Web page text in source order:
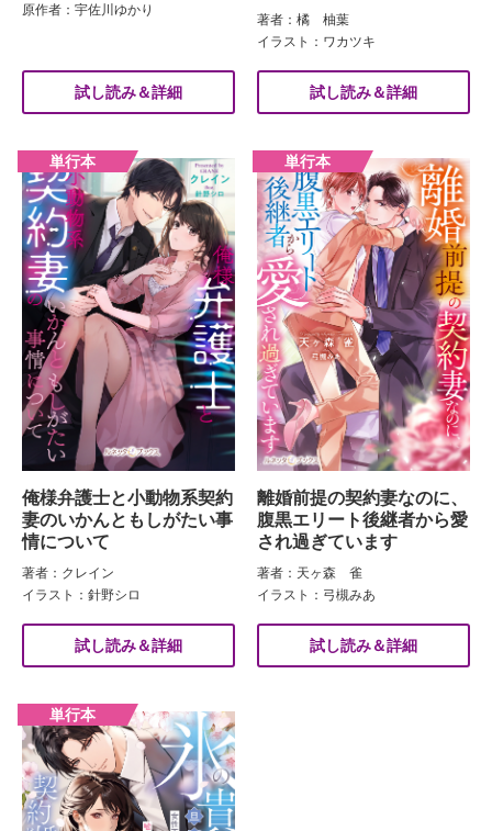
原作者：宇佐川ゆかり
試し読み＆詳細
著者：橘 柚葉
イラスト：ワカツキ
試し読み＆詳細
俺様弁護士と小動物系契約
妻のいかんともしがたい事
情について
著者：クレイン
イラスト：針野シロ
試し読み＆詳細
離婚前提の契約妻なのに、
腹黒エリート後継者から愛
され過ぎています
著者：天ヶ森 雀
イラスト：弓槻みあ
試し読み＆詳細